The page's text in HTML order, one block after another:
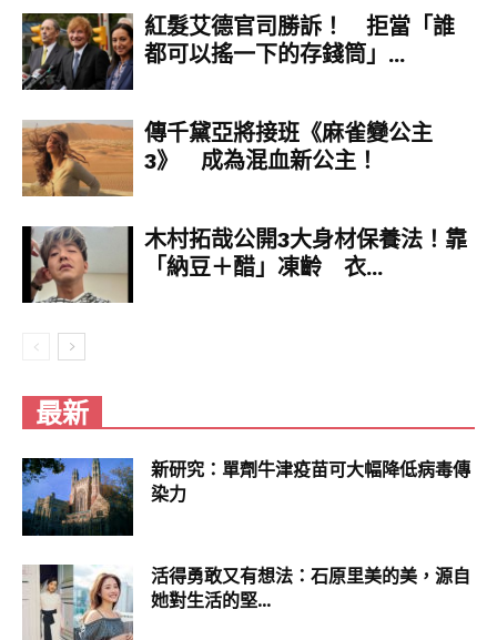
紅髮艾德官司勝訴！ 拒當「誰
都可以搖一下的存錢筒」...
傳千黛亞將接班《麻雀變公主
3》 成為混血新公主！
木村拓哉公開3大身材保養法！靠
「納豆＋醋」凍齡 衣...
最新
新研究：單劑牛津疫苗可大幅降低病毒傳
染力
活得勇敢又有想法：石原里美的美，源自
她對生活的堅...